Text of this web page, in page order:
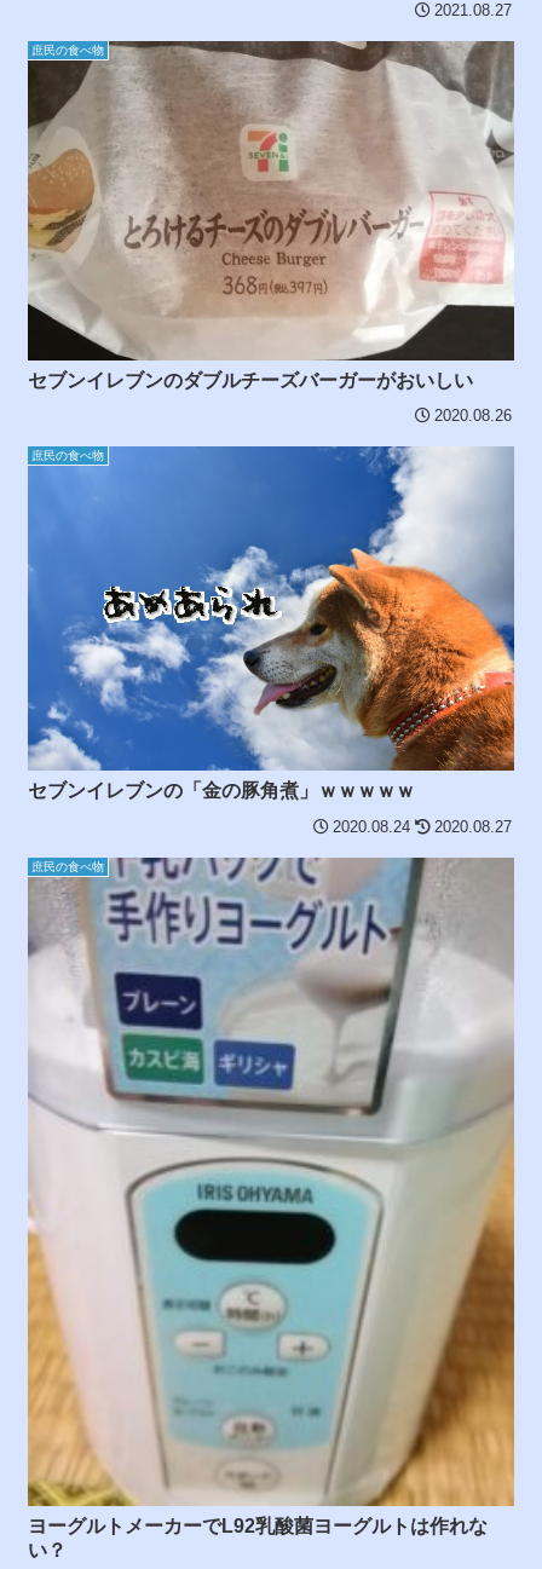
2021.08.27
庶民の食べ物
セブンイレブンのダブルチーズバーガーがおいしい
2020.08.26
庶民の食べ物
セブンイレブンの「金の豚角煮」ｗｗｗｗｗ
2020.08.24 2020.08.27
庶民の食べ物
ヨーグルトメーカーでL92乳酸菌ヨーグルトは作れな
い？